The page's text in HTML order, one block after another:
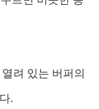
려 있는 버퍼의
.